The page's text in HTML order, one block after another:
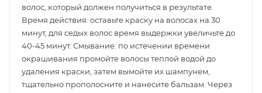
волос, который должен получиться в результате.
Время действия: оставьте краску на волосах на 30
минут, для седых волос время выдержки увеличьте до
40-45 минут. Смывание: по истечении времени
окрашивания промойте волосы теплой водой до
удаления краски, затем вымойте их шампунем,
тщательно прополосните и нанесите бальзам. Через